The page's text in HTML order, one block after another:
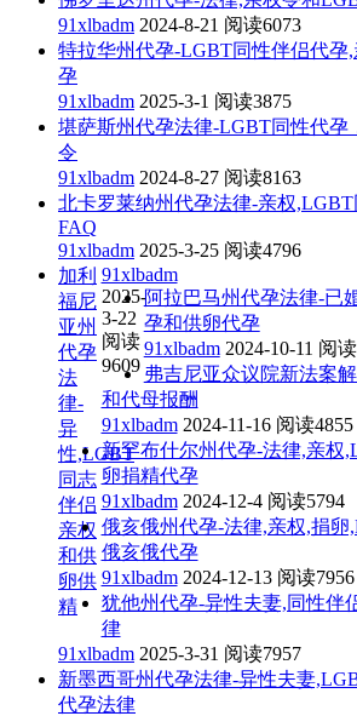
91xlbadm 2024-8-21 阅读6073
特拉华州代孕-LGBT同性伴侣代孕
孕
91xlbadm 2025-3-1 阅读3875
堪萨斯州代孕法律-LGBT同性代孕
令
91xlbadm 2024-8-27 阅读8163
北卡罗莱纳州代孕法律-亲权
FAQ
91xlbadm 2025-3-25 阅读4796
加利
福尼
亚州
代孕
法
律-
异
性,LGBT
同志
伴侣
亲权
和供
卵供
精
91xlbadm
2025-
3-22
阅读
9609
阿拉巴马州代孕法律-已
孕和供卵代孕
91xlbadm 2024-10-11 阅
弗吉尼亚众议院新法案
和代母报酬
91xlbadm 2024-11-16 阅读4855
新罕布什尔州代孕-法律,亲权
卵捐精代孕
91xlbadm 2024-12-4 阅读5794
俄亥俄州代孕-法律,亲权,捐卵
俄亥俄代孕
91xlbadm 2024-12-13 阅读7956
犹他州代孕-异性夫妻,同性伴
律
91xlbadm 2025-3-31 阅读7957
新墨西哥州代孕法律-异性夫妻
代孕法律